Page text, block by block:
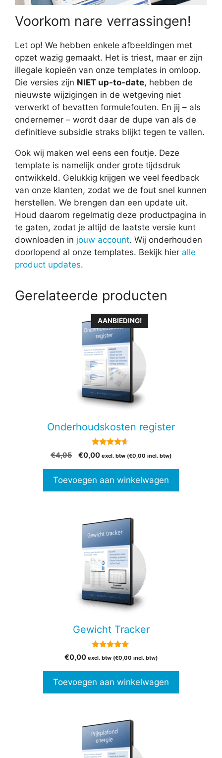
Voorkom nare verrassingen!
Let op! We hebben enkele afbeeldingen met
opzet wazig gemaakt. Het is triest, maar er zijn
illegale kopieën van onze templates in omloop.
Die versies zijn NIET up-to-date, hebben de
nieuwste wijzigingen in de wetgeving niet
verwerkt of bevatten formulefouten. En jij – als
ondernemer – wordt daar de dupe van als de
definitieve subsidie straks blijkt tegen te vallen.
Ook wij maken wel eens een foutje. Deze
template is namelijk onder grote tijdsdruk
ontwikkeld. Gelukkig krijgen we veel feedback
van onze klanten, zodat we de fout snel kunnen
herstellen. We brengen dan een update uit.
Houd daarom regelmatig deze productpagina in
te gaten, zodat je altijd de laatste versie kunt
downloaden in jouw account. Wij onderhouden
doorlopend al onze templates. Bekijk hier alle
product updates.
Gerelateerde producten
AANBIEDING!
Onderhoudskosten register
van 5
€4,95
Oorspronkelijke
€4,95.
€0,00Huidige
€0,00.
excl. btw (€0,00 incl. btw)
Toevoegen aan winkelwagen
Gewicht Tracker
5.00
van 5
€0,00 excl. btw (€0,00 incl. btw)
Toevoegen aan winkelwagen